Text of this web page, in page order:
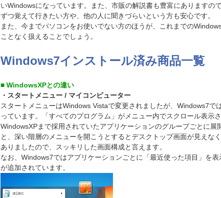
いWindowsになっています。また、市販の解説書も豊富にありますの
ずつ覚えて行きたい方や、他の人に聞きづらいという方も安心です。
また、今までパソコンをお使いでない方のほうが、これまでの
ことなく扱えることでしょう。
Windows7インストール済み商品一覧
■ WindowsXPとの違い
・スタートメニュー / マイコンピューター
スタートメニューはWindows Vistaで変更されましたが、Windows7で
っています。「すべてのプログラム」がメニュー内でスクロール表示
WindowsXPまで採用されていたアプリケーションのグループごとに展
と、深い階層のメニューを開こうとするとデスクトップ画面が見えな
ありましたので、スッキリした画面構成と言えます。
なお、Windows7ではアプリケーションごとに「最近使った項目」を
が追加されています。